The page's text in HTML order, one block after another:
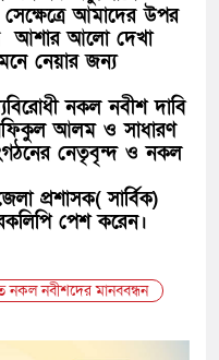
সেক্ষেত্রে আমাদের উপর
আশার আলো দেখা
নেয়ার জন্য
নকল নবীশ দাবি
আলম ও সাধারণ
নেতৃবৃন্দ ও নকল
প্রশাসক( সার্বিক)
পেশ করেন।
নকল নবীশদের মানববন্ধন